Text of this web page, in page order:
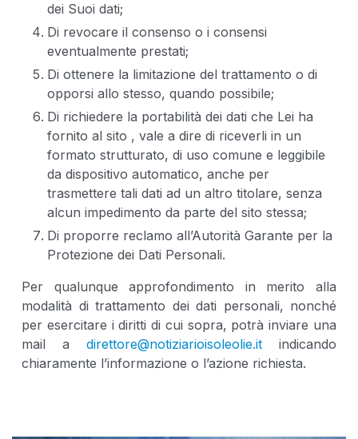
dei Suoi dati;
Di revocare il consenso o i consensi
eventualmente prestati;
Di ottenere la limitazione del trattamento o di
opporsi allo stesso, quando possibile;
Di richiedere la portabilità dei dati che Lei ha
fornito al sito , vale a dire di riceverli in un
formato strutturato, di uso comune e leggibile
da dispositivo automatico, anche per
trasmettere tali dati ad un altro titolare, senza
alcun impedimento da parte del sito stessa;
Di proporre reclamo all’Autorità Garante per la
Protezione dei Dati Personali.
Per qualunque approfondimento in merito alla
modalità di trattamento dei dati personali, nonché
per esercitare i diritti di cui sopra, potrà inviare una
mail a direttore@notiziarioisoleolie.it indicando
chiaramente l’informazione o l’azione richiesta.